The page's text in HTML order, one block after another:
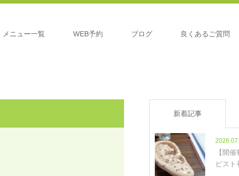
メニュー一覧 WEB予約 ブログ 良くあるご質問
新着記事
【開
ピスト